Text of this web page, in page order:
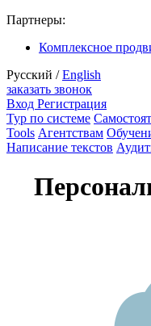
Партнеры:
Комплексное
Русский /English
заказать звонок
Вход Регистрация
Тур по системе
Tools Агентствам
Написание текстов